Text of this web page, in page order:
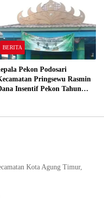
BERITA
Pekon Podosari
Pringsewu Rasmin
Insentif Pekon Tahun
Kota Agung Timur,